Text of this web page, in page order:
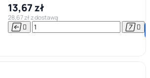
13,67 zł
28,67 zł z dostawą
   